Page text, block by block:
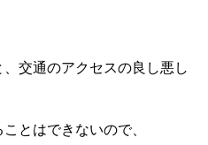
交通のアクセスの良し悪し
とはできないので、